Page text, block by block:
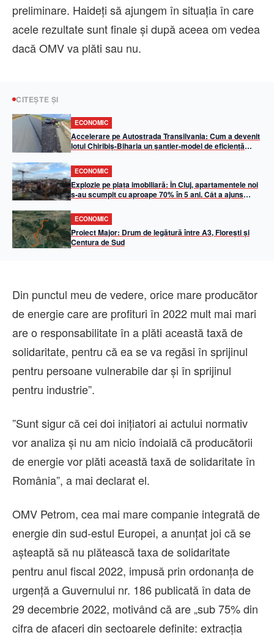
preliminare. Haideţi să ajungem în situaţia în care
acele rezultate sunt finale şi după aceea om vedea
dacă OMV va plăti sau nu.
CITEȘTE ȘI
ECONOMIC
Accelerare pe Autostrada Transilvania: Cum a devenit
lotul Chiribiș-Biharia un șantier-model de eficiență
ECONOMIC
Explozie pe piața imobiliară: În Cluj, apartamentele noi
s-au scumpit cu aproape 70% în 5 ani. Cât a ajuns
ECONOMIC
Proiect Major: Drum de legătură între A3, Florești și
Centura de Sud
Din punctul meu de vedere, orice mare producător
de energie care are profituri în 2022 mult mai mari
are o responsabilitate în a plăti această taxă de
solidaritate, pentru că ea se va regăsi în sprijinul
pentru persoane vulnerabile dar şi în sprijinul
pentru industrie”.
”Sunt sigur că cei doi iniţiatori ai actului normativ
vor analiza şi nu am nicio îndoială că producătorii
de energie vor plăti această taxă de solidaritate în
România”, a mai declarat el.
OMV Petrom, cea mai mare companie integrată de
energie din sud-estul Europei, a anunţat joi că se
aşteaptă să nu plătească taxa de solidaritate
pentru anul fiscal 2022, impusă prin ordonanţa de
urgenţă a Guvernului nr. 186 publicată în data de
29 decembrie 2022, motivând că are „sub 75% din
cifra de afaceri din sectoarele definite: extracţia